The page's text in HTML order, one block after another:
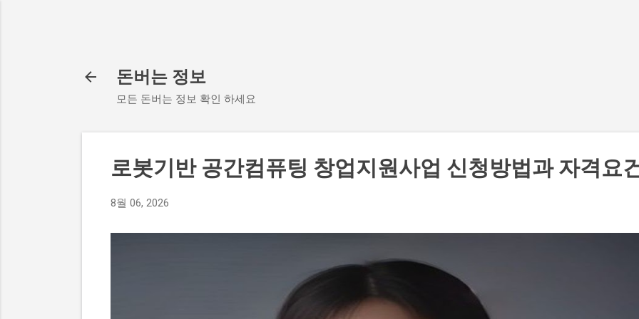
돈버는 정보
모든 돈버는 정보 확인 하세요
로봇기반 공간컴퓨팅 창업지원사업 신청방법과 자격요
8월 06, 2026